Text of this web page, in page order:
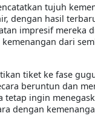
tujuh
dengan hasil
impresif mereka
dari
tiket ke fase
beruntun dan
tetap ingin
dengan